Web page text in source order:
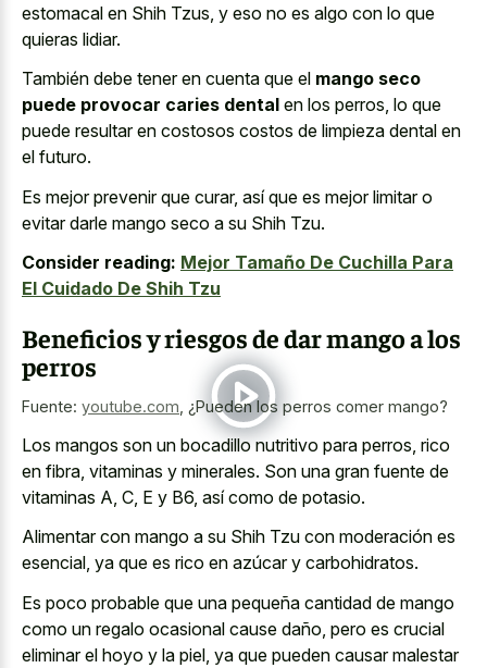
estomacal en Shih Tzus, y eso no es algo con lo que
quieras lidiar.
También debe tener en cuenta que el mango seco
puede provocar caries dental en los perros, lo que
puede resultar en costosos costos de limpieza dental en
el futuro.
Es mejor prevenir que curar, así que es mejor limitar o
evitar darle mango seco a su Shih Tzu.
Consider reading: Mejor Tamaño De Cuchilla Para
El Cuidado De Shih Tzu
Beneficios y riesgos de dar mango a los
perros
Fuente: youtube.com ¿Pueden los perros comer mango?
Los mangos son un bocadillo nutritivo para perros, rico
en fibra, vitaminas y minerales. Son una gran fuente de
vitaminas A, C, E y B6, así como de potasio.
Alimentar con mango a su Shih Tzu con moderación es
esencial, ya que es rico en azúcar y carbohidratos.
Es poco probable que una pequeña cantidad de mango
como un regalo ocasional cause daño, pero es crucial
eliminar el hoyo y la piel, ya que pueden causar malestar